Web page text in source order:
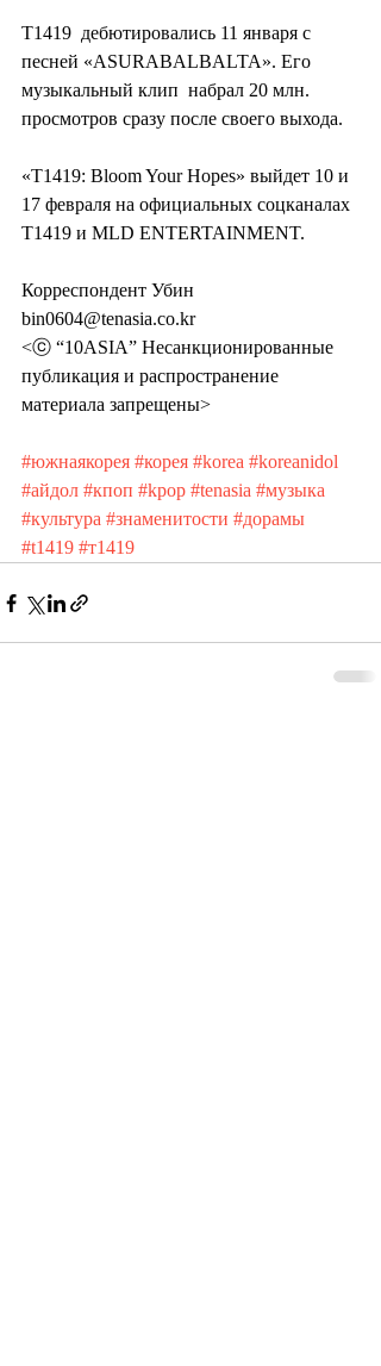
T1419  дебютировались 11 января с
песней «ASURABALBALTA». Его
музыкальный клип  набрал 20 млн.
просмотров сразу после своего выхода.
«T1419: Bloom Your Hopes» выйдет 10 и
17 февраля на официальных соцканалах
T1419 и MLD ENTERTAINMENT.
Корреспондент Убин
bin0604@tenasia.co.kr
<ⓒ “10ASIA” Несанкционированные
публикация и распространение
материала запрещены>
#южнаякорея #корея #korea #koreanidol
#айдол #кпоп #kpop #tenasia #музыка
#культура #знаменитости #дорамы
#t1419 #т1419